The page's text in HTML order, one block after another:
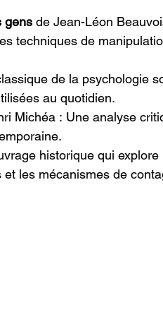
gens de Jean-Léon
techniques de
de la psychologie
au quotidien.
Michéa : Une analyse
historique qui explore
les mécanismes de